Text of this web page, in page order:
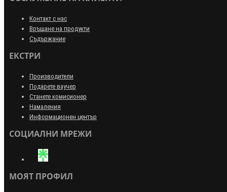
Контакт с нас
Връщане на продукти
Съдържание
ЕКСТРИ
Производители
Подарете ваучер
Станете комисионер
Намаления
Информационен център
СОЦИАЛНИ МРЕЖИ
МОЯТ ПРОФИЛ